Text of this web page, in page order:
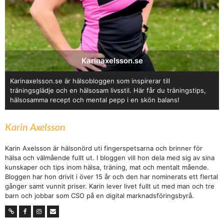
Karinaxelsson.se
Karinaxelsson.se är hälsobloggen som inspirerar till
träningsglädje och en hälsosam livsstil. Här får du träningstips,
hälsosamma recept och mental pepp i en skön balans!
Karin Axelsson
Karin Axelsson är hälsonörd uti fingerspetsarna och brinner för
hälsa och välmående fullt ut. I bloggen vill hon dela med sig av sina
kunskaper och tips inom hälsa, träning, mat och mentalt mående.
Bloggen har hon drivit i över 15 år och den har nominerats ett flertal
gånger samt vunnit priser. Karin lever livet fullt ut med man och tre
barn och jobbar som CSO på en digital marknadsföringsbyrå.